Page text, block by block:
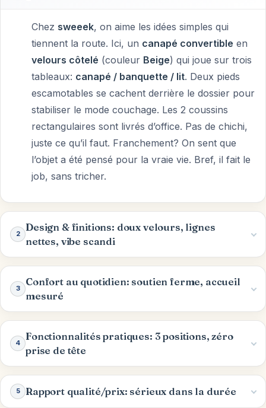
Chez sweeek, on aime les idées simples qui
tiennent la route. Ici, un canapé convertible en
velours côtelé (couleur Beige) qui joue sur trois
tableaux: canapé / banquette / lit. Deux pieds
escamotables se cachent derrière le dossier pour
stabiliser le mode couchage. Les 2 coussins
rectangulaires sont livrés d’office. Pas de chichi,
juste ce qu’il faut. Franchement? On sent que
l’objet a été pensé pour la vraie vie. Bref, il fait le
job, sans tricher.
2
Design & finitions: doux velours, lignes
nettes, vibe scandi
3
Confort au quotidien: soutien ferme, accueil
mesuré
4
Fonctionnalités pratiques: 3 positions, zéro
prise de tête
5 Rapport qualité/prix: sérieux dans la durée